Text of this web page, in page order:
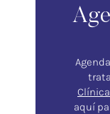
aquí